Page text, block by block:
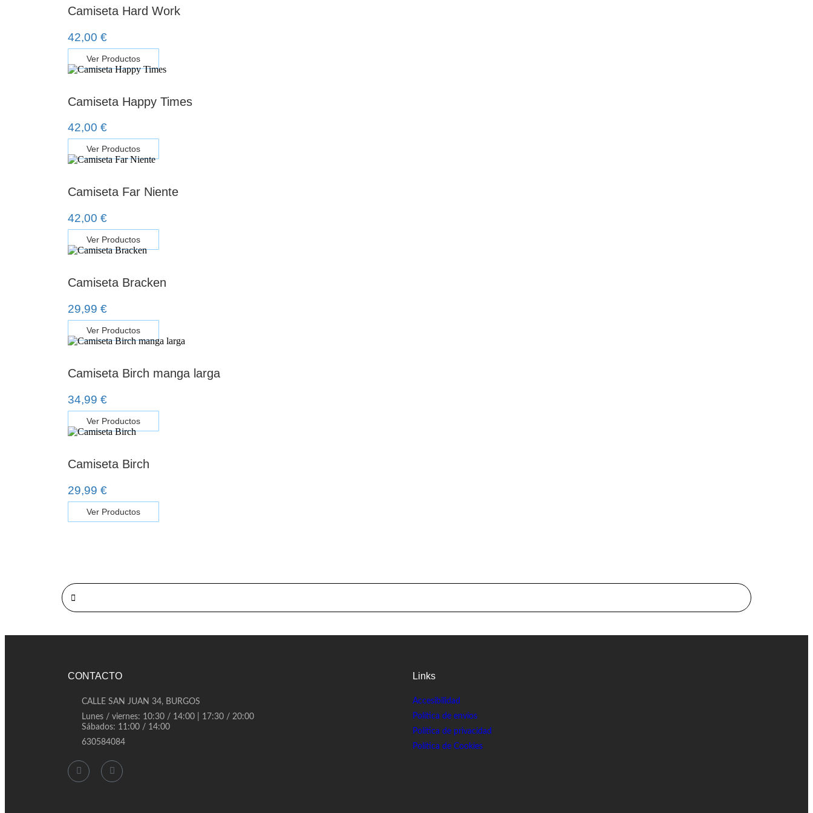
Camiseta Hard Work
42,00 €
Ver Productos
Camiseta Happy Times
42,00 €
Ver Productos
Camiseta Far Niente
42,00 €
Ver Productos
Camiseta Bracken
29,99 €
Ver Productos
Camiseta Birch manga larga
34,99 €
Ver Productos
Camiseta Birch
29,99 €
Ver Productos
CONTACTO
CALLE SAN JUAN 34, BURGOS
Lunes / viernes: 10:30 / 14:00 | 17:30 / 20:00
Sábados: 11:00 / 14:00
630584084
Links
Accesibilidad
Política de envíos
Política de privacidad
Política de Cookies